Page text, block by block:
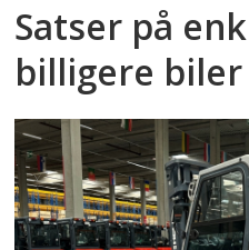
Satser på
billigere biler